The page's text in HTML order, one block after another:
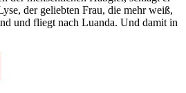
der geliebten Frau, die mehr weiß,
und fliegt nach Luanda. Und damit in